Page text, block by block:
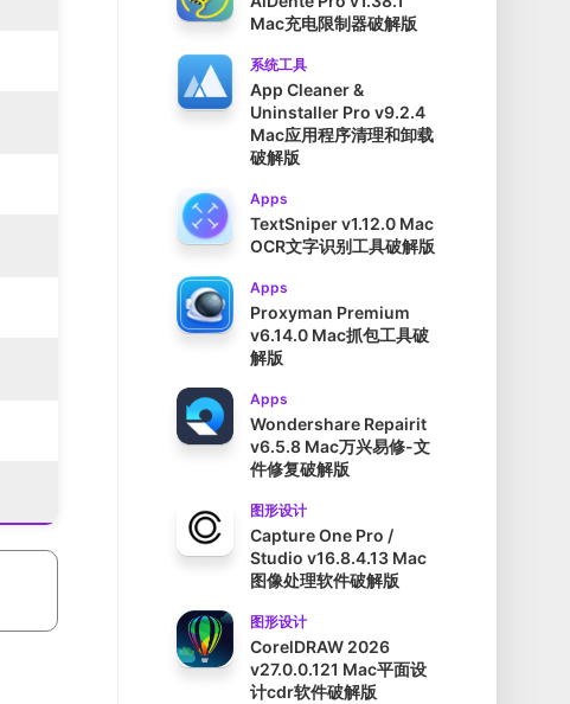
Mac充电限制器破解版
系统工具
App Cleaner &
Uninstaller Pro v9.2.4
Mac应用程序清理和卸载
破解版
Apps
TextSniper v1.12.0 Mac
OCR文字识别工具破解版
Apps
Proxyman Premium
v6.14.0 Mac抓包工具破
解版
Apps
Wondershare Repairit
v6.5.8 Mac万兴易修-文
件修复破解版
图形设计
Capture One Pro /
Studio v16.8.4.13 Mac
图像处理软件破解版
图形设计
CorelDRAW 2026
v27.0.0.121 Mac平面设
计cdr软件破解版